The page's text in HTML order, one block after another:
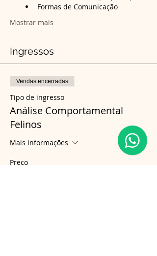
Formas de Comunicação
Mostrar mais
Ingressos
Vendas encerradas
Tipo de ingresso
Análise Comportamental
Felinos
Mais informações
Preço